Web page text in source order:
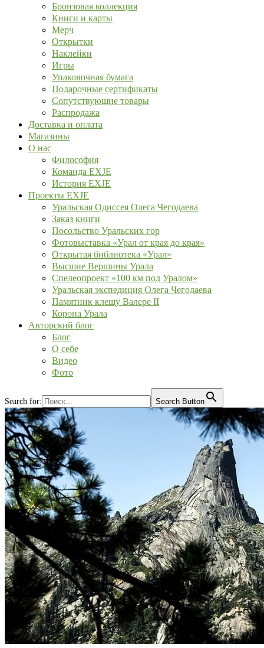
Бронзовая коллекция
Книги и карты
Мерч
Открытки
Наклейки
Игры
Упаковочная бумага
Подарочные сертификаты
Сопутствующие товары
Распродажа
Доставка и оплата
Магазины
О нас
Философия
Команда EXJE
История EXJE
Проекты EXJE
Уральская Одиссея Олега Чегодаева
Заказ книги
Посольство Уральских гор
Фотовыставка «Урал от края до края»
Открытая библиотека «Урал»
Высшие Вершины Урала
Спелеопроект «100 км под Уралом»
Уральская экспедиция Олега Чегодаева
Памятник клещу Валере II
Корона Урала
Авторский блог
Блог
О себе
Видео
Фото
Search for: Search Button